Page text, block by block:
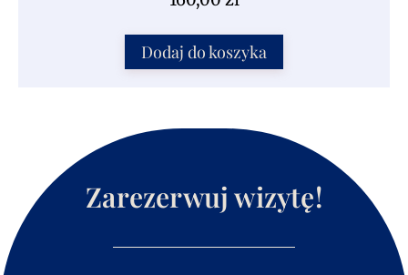
Dodaj do koszyka
Zarezerwuj wizytę!